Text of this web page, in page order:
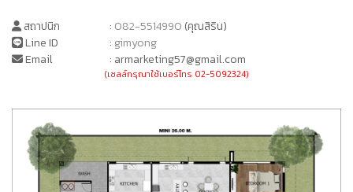
สถาปนิก : 082-5514990 (คุณสิริน)
Line ID
: gimyong
Email
: armarketing57@gmail.com
(เซลล์กรุณาใช้เบอร์โทร 02-5092324)